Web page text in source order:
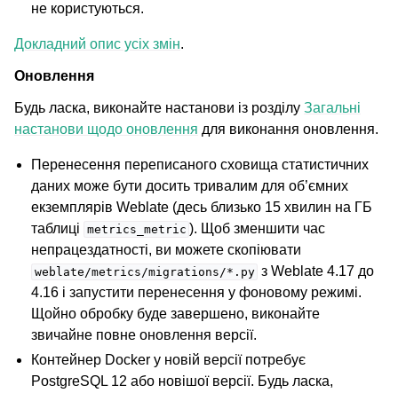
не користуються.
Докладний опис усіх змін.
Оновлення
Будь ласка, виконайте настанови із розділу Загальні
настанови щодо оновлення для виконання оновлення.
Перенесення переписаного сховища статистичних
даних може бути досить тривалим для об’ємних
екземплярів Weblate (десь близько 15 хвилин на ГБ
таблиці metrics_metric ). Щоб зменшити час
непрацездатності, ви можете скопіювати
weblate/metrics/migrations/*.py з Weblate 4.17 до
4.16 і запустити перенесення у фоновому режимі.
Щойно обробку буде завершено, виконайте
звичайне повне оновлення версії.
Контейнер Docker у новій версії потребує
PostgreSQL 12 або новішої версії. Будь ласка,